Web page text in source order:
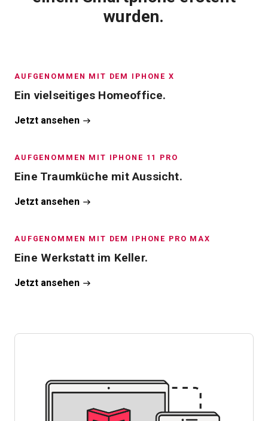
wurden.
AUFGENOMMEN MIT DEM IPHONE X
Ein vielseitiges Homeoffice.
Jetzt ansehen
AUFGENOMMEN MIT IPHONE 11 PRO
Eine Traumküche mit Aussicht.
Jetzt ansehen
AUFGENOMMEN MIT DEM IPHONE PRO MAX
Eine Werkstatt im Keller.
Jetzt ansehen